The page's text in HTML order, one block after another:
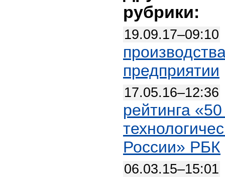
рубрики:
19.09.17–09:10
предприятии
17.05.16–12:36
рейтинга
России» РБК
06.03.15–15:01